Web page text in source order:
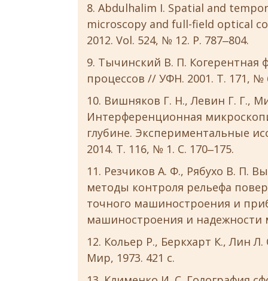
Abdulhalim I. Spatial and
microscopy and full-field optical
2012. Vol. 524, № 12. P. 787‒804.
Тычинский В. П. Когерентная
процессов // УФН. 2001. Т. 171, №
Вишняков Г. Н., Левин Г. Г.,
Интерференционная
глубине. Экспериментальные
2014. Т. 116, № 1. С. 170‒175.
Резчиков А. Ф., Рябухо В. П.
методы контроля рельефа
точного машиностроения и
машиностроения и надежности
Кольер Р., Беркхарт К., Лин
Мир, 1973. 421 с.